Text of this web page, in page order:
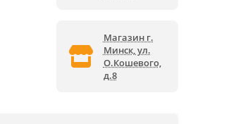
Магазин г.
Минск, ул.
О.Кошевого,
д.8